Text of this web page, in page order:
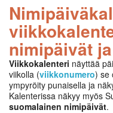
nimipäivät
Viikkokalenteri näyttää
viikolla (viikkonumero) se
ympyröity punaisella ja
Kalenterissa näkyy myös
suomalainen nimipäivät.